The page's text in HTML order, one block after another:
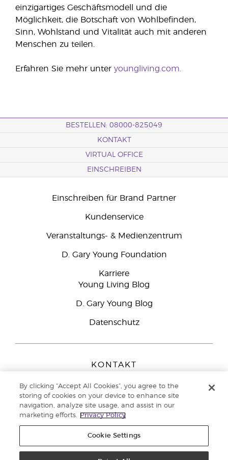
einzigartiges Geschäftsmodell und die
Möglichkeit, die Botschaft von Wohlbefinden,
Sinn, Wohlstand und Vitalität auch mit anderen
Menschen zu teilen.
Erfahren Sie mehr unter youngliving.com.
BESTELLEN: 08000-825049
KONTAKT
VIRTUAL OFFICE
EINSCHREIBEN
Einschreiben für Brand Partner
Kundenservice
Veranstaltungs- & Medienzentrum
D. Gary Young Foundation
Karriere
Young Living Blog
D. Gary Young Blog
Datenschutz
KONTAKT
Peizerweg 97
9727 AJ Groningen
Netherlands
Kundenservice:08000-825049
By clicking “Accept All Cookies”, you agree to the
storing of cookies on your device to enhance site
navigation, analyze site usage, and assist in our
marketing efforts.
Privacy Policy
Cookie Settings